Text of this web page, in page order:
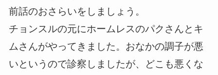
前話のおさらいをしましょう。
チョンスルの元にホームレスのパクさんとキ
ムさんがやってきました。おなかの調子が悪
いというので診察しましたが、どこも悪くな